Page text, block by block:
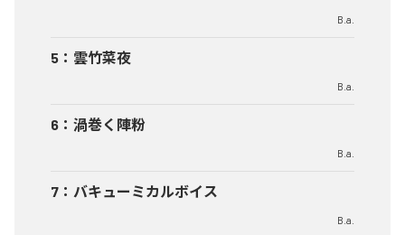
B.a.
5 ： 雲竹菜夜
B.a.
6 ： 渦巻く陣粉
B.a.
7 ： バキューミカルボイス
B.a.